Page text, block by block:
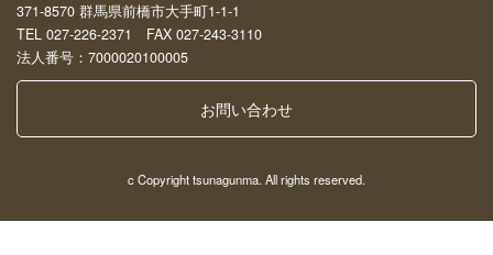
371-8570 群馬県前橋市大手町1-1-1
TEL 027-226-2371 FAX 027-243-3110
法人番号：7000020100005
お問い合わせ
c Copyright tsunagunma. All rights reserved.